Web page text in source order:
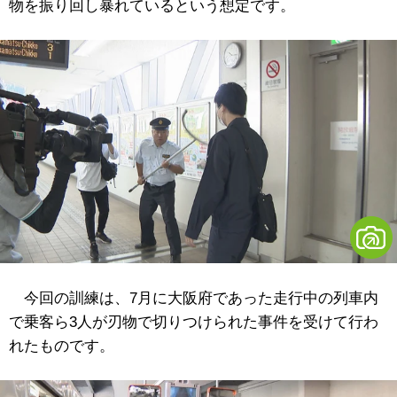
物を振り回し暴れているという想定です。
今回の訓練は、7月に大阪府であった走行中の列車内
で乗客ら3人が刃物で切りつけられた事件を受けて行わ
れたものです。